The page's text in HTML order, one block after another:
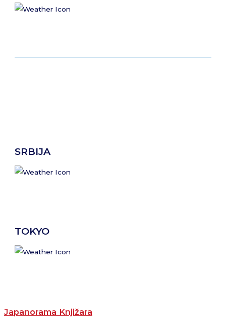
SRBIJA
TOKYO
Japanorama Knjižara